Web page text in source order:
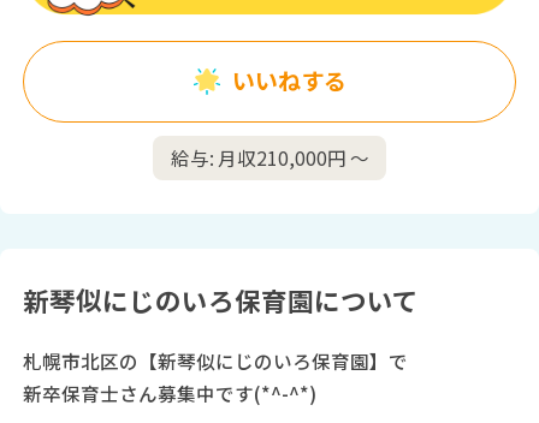
いいねする
給与: 月収210,000円 〜
新琴似にじのいろ保育園について
札幌市北区の【新琴似にじのいろ保育園】で
新卒保育士さん募集中です(*^-^*)